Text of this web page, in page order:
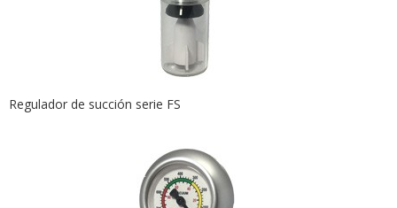
Regulador de succión serie FS